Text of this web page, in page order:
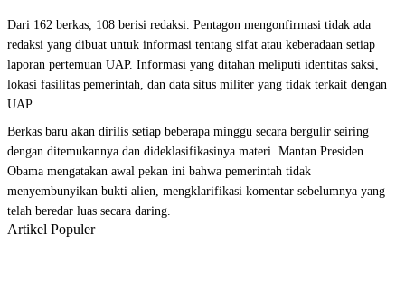
Dari 162 berkas, 108 berisi redaksi. Pentagon mengonfirmasi tidak ada
redaksi yang dibuat untuk informasi tentang sifat atau keberadaan setiap
laporan pertemuan UAP. Informasi yang ditahan meliputi identitas saksi,
lokasi fasilitas pemerintah, dan data situs militer yang tidak terkait dengan
UAP.
Berkas baru akan dirilis setiap beberapa minggu secara bergulir seiring
dengan ditemukannya dan dideklasifikasinya materi. Mantan Presiden
Obama mengatakan awal pekan ini bahwa pemerintah tidak
menyembunyikan bukti alien, mengklarifikasi komentar sebelumnya yang
telah beredar luas secara daring.
Artikel Populer